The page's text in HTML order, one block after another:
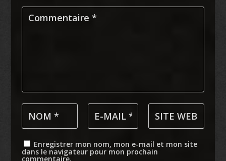
Enregistrer mon nom, mon e-mail et mon site
dans le navigateur pour mon prochain
commentaire.